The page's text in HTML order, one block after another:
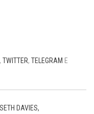
, TWITTER, TELEGRAM E
SETH DAVIES